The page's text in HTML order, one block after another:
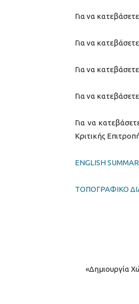
Για να
Για να
Για να
Για να
Για να
Κριτικής
ENGLISH
ΤΟΠΟΓΡΑΦΙΚΟ
«Δημιουργία